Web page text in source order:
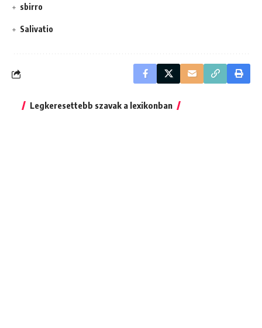
sbirro
Salivatio
Legkeresettebb szavak a lexikonban